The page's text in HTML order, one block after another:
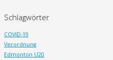
Schlagwörter
COVID-19
Verordnung
Edmonton U20